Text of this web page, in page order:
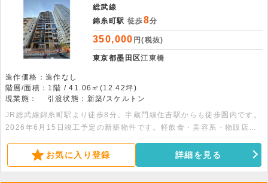
総武線
錦糸町駅 徒歩8分
350,000 円(税抜)
東京都墨田区江東橋
造作価格：造作なし
階層/面積：1階 / 41.06㎡(12.42坪)
現業態：
引渡状態：新築/スケルトン
JR総武線錦糸町駅より徒歩8分。半蔵門線住吉駅からも徒歩圏内です。
2026年6月15日竣工予定の新築物件です。軽飲食・美容系・物販店舗
扇・火災報知器・インターフォン完備です。
お気に入り登録 詳細を見る